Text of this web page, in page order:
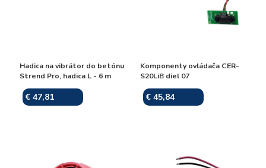
Hadica na vibrátor do betónu
Strend Pro, hadica L - 6 m
€ 47,81
Komponenty ovládača CER-
S20LiB diel 07
€ 45,84